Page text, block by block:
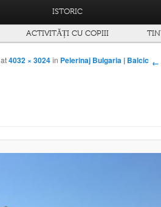
ISTORIC
ACTIVITĂȚI CU COPIII
←
at4032 × 3024în Pelerinaj Bulgaria | Balcic